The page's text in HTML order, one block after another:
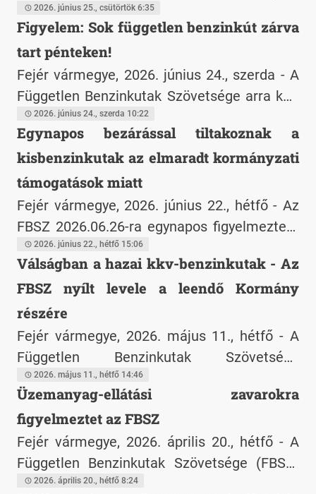
péntek 11 órakor Inárcson a tiltakozások
okairól és a folytatásról. Az FBSZ a vásárlók
megértését kéri a pénteki országos kút
bezárások miatt, és kéri lakosságot:
csütörtökön vagy szombaton tankoljanak.
2026. június 25., csütörtök 6:35
Figyelem: Sok független benzinkút zárva
tart pénteken!
Fejér vármegye, 2026. június 24., szerda - A
Független Benzinkutak Szövetsége arra kéri
az autósokat és partnereit, hogy a pénteki
zárvatartások miatt a tankolást csütörtökre
vagy szombatra időzítsék. A családi
tulajdonú kutak az elviselhetetlen terhek és
a politikai döntések okozta károk miatt
tiltakoznak, a KKV szektortól pedig
szolidaritást kérnek. A tervezett
sajtótájékoztató pontos időpontját és
helyszínét a szabályozások miatt a
Független Benzinkutak Szövetsége
Facebook-oldalának legfrissebb posztjában
találják meg.
2026. június 24., szerda 10:22
Egynapos bezárással tiltakoznak a
kisbenzinkutak az elmaradt kormányzati
támogatások miatt
Fejér vármegye, 2026. június 22., hétfő - Az
FBSZ 2026.06.26-ra egynapos figyelmeztető
bezárásra szólítja fel a kisbenzinkutakat,
mert a TISZA kormány nem hajtja végre a
korábbi árrendszer okozta károk enyhítésére
indított támogatási programot. A korábbi
intézkedések március óta 7,5-8 milliárd
forintos veszteséget okoztak a családi kkv-
knak. A szövetség amiatt is tiltakozik, mert a
kormány egy új törvényjavaslattal bármikor,
kontroll nélkül újra bevezethetővé tenné a
rendszert, sértve a tulajdonhoz és szabad
vállalkozáshoz való jogot.
2026. június 22., hétfő 15:06
Válságban a hazai kkv-benzinkutak - Az
FBSZ nyílt levele a leendő Kormány
részére
Fejér vármegye, 2026. május 11., hétfő - A
Független Benzinkutak Szövetsége
Egyesület (FBSZ) felhívja a figyelmet a hazai
üzemanyag-ellátás kritikus helyzetére. Az
import ellehetetlenülése és a stratégiai
készletek kimerülése miatt a szektor
működése fenntarthatatlanná vált. A
független kutak - amelyek évi 400 milliárd
2026. május 11., hétfő 14:46
Üzemanyag-ellátási zavarokra
figyelmeztet az FBSZ
Fejér vármegye, 2026. április 20., hétfő - A
Független Benzinkutak Szövetsége (FBSZ)
tájékoztatása szerint a leköszönő kormány
2026. április 20., hétfő 8:24